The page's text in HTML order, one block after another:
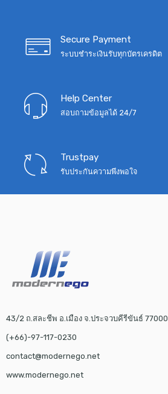
Secure Payment
ระบบชำระเงินรับทุกบัตรเครดิต
Help Center
สอบถามข้อมูลได้ 24/7
Trustpay
รับประกันความพึงพอใจ
43/2 ถ.สละชีพ อ.เมือง จ.ประจวบคีรีขันธ์ 77000
(+66)-97-117-0230
contact@modernego.net
www.modernego.net